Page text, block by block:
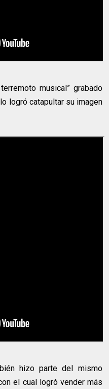
musical” grabado
logró catapultar su imagen
hizo parte del mismo
el cual logró vender más